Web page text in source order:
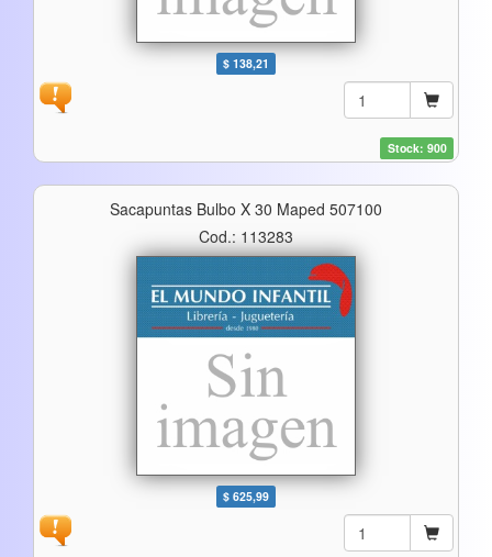
$ 138,21
Stock: 900
Sacapuntas Bulbo X 30 Maped 507100
Cod.: 113283
$ 625,99